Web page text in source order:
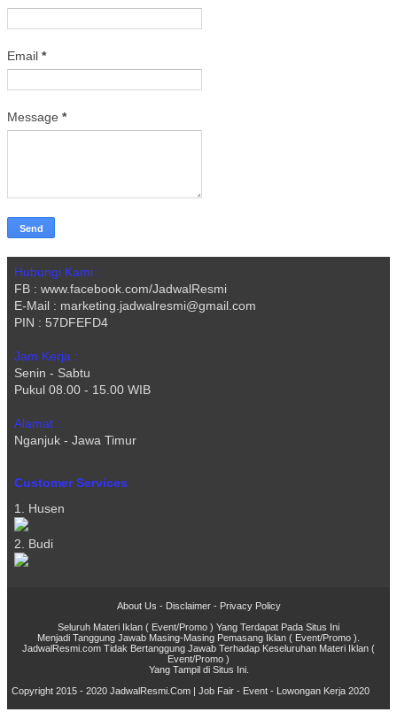
Email *
Message *
Hubungi Kami :
FB : www.facebook.com/JadwalResmi
E-Mail : marketing.jadwalresmi@gmail.com
PIN : 57DFEFD4
Jam Kerja :
Senin - Sabtu
Pukul 08.00 - 15.00 WIB
Alamat :
Nganjuk - Jawa Timur
Customer Services
1. Husen
2. Budi
About Us - Disclaimer- Privacy Policy
Seluruh Materi Iklan ( Event/Promo ) Yang Terdapat Pada Situs Ini
Menjadi Tanggung Jawab Masing-Masing Pemasang Iklan ( Event/Promo ).
JadwalResmi.com Tidak Bertanggung Jawab Terhadap Keseluruhan Materi Iklan (
Event/Promo )
Yang Tampil di Situs Ini.
Copyright 2015 - 2020 JadwalResmi.Com | Job Fair - Event - Lowongan Kerja 2020